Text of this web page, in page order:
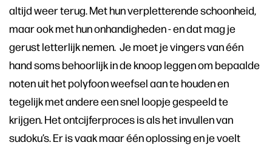
altijd weer terug. Met hun verpletterende schoonheid,
maar ook met hun onhandigheden - en dat mag je
gerust letterlijk nemen. Je moet je vingers van één
hand soms behoorlijk in de knoop leggen om bepaalde
noten uit het polyfoon weefsel aan te houden en
tegelijk met andere een snel loopje gespeeld te
krijgen. Het ontcijferproces is als het invullen van
sudoku’s. Er is vaak maar één oplossing en je voelt